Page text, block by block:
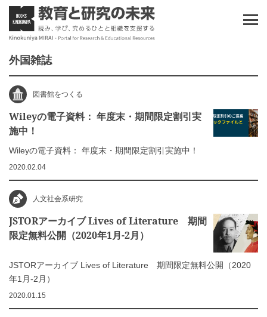
外国雑誌
図書館をつくる
Wileyの電子資料： 年度末・期間限定割引実
施中！
Wileyの電子資料： 年度末・期間限定割引実施中！
2020.02.04
人文社会系研究
JSTORアーカイブ Lives of Literature 期間
限定無料公開（2020年1月-2月）
JSTORアーカイブ Lives of Literature 期間限定無料公開（2020
年1月-2月）
2020.01.15